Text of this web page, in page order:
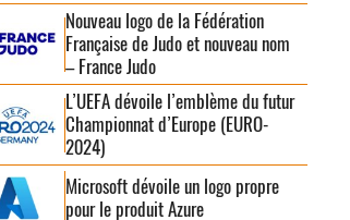
Nouveau logo de la Fédération
Française de Judo et nouveau nom
– France Judo
L’UEFA dévoile l’emblème du futur
Championnat d’Europe (EURO-
2024)
Microsoft dévoile un logo propre
pour le produit Azure